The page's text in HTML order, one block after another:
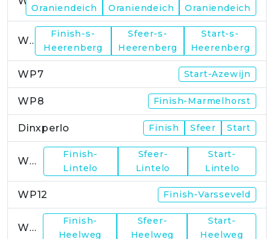
Oraniendeich
Oraniendeich
Oraniendeich
WP6
Finish-s-
Heerenberg
Sfeer-s-
Heerenberg
Start-s-
Heerenberg
WP7 Start-Azewijn
WP8 Finish-Marmelhorst
Dinxperlo Finish Sfeer Start
WP11
Finish-
Lintelo
Sfeer-
Lintelo
Start-
Lintelo
WP12 Finish-Varsseveld
WP13
Finish-
Heelweg
Sfeer-
Heelweg
Start-
Heelweg